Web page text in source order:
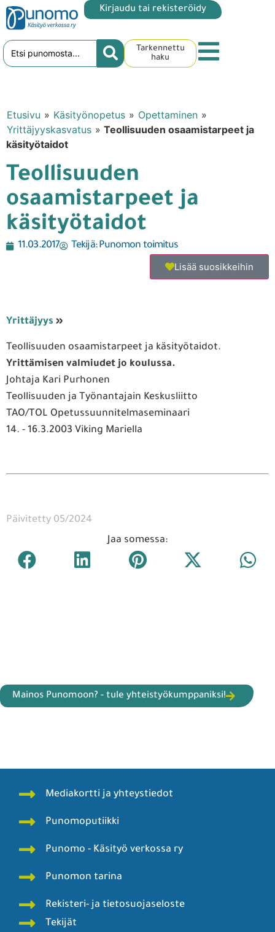
Kirjaudu tai rekisteröidy
Tarkennettu
haku
Etusivu » Käsityönopetus » Opettaminen »
Yrittäjyyskasvatus » Teollisuuden osaamistarpeet ja
käsityötaidot
Teollisuuden
osaamistarpeet ja
käsityötaidot
11.03.2017 Tekijä:Punomon toimitus
Lisää suosikkeihin
Yrittäjyys »
Teollisuuden osaamistarpeet ja käsityötaidot.
Yrittämisen valmiudet jo koulussa.
Johtaja Kari Purhonen
Teollisuuden ja Työnantajain Keskusliitto
TAO/TOL Opetussuunnitelmaseminaari
14. - 16.3.2003 Viking Mariella
Päivitetty 05/2024
Jaa somessa:
Mainos Punomoon? - tule yhteistyökumppaniksi!
Mediakortti ja yhteystiedot
Punomoputiikki
Punomo - Käsityö verkossa ry
Punomon tarina
Rekisteri- ja tietosuojaseloste
Tekijät